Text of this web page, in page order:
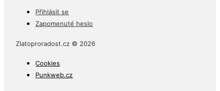
Přihlásit se
Zapomenuté heslo
Zlatoproradost.cz © 2026
Cookies
Punkweb.cz